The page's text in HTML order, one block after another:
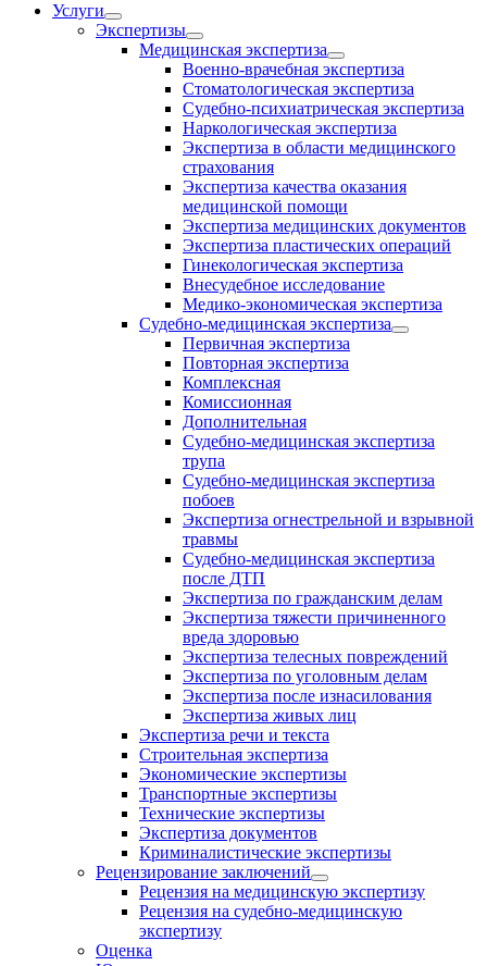
Услуги
Экспертизы
Медицинская экспертиза
Военно-врачебная экспертиза
Стоматологическая экспертиза
Судебно-психиатрическая экспертиза
Наркологическая экспертиза
Экспертиза в области медицинского
страхования
Экспертиза качества оказания
медицинской помощи
Экспертиза медицинских документов
Экспертиза пластических операций
Гинекологическая экспертиза
Внесудебное исследование
Медико-экономическая экспертиза
Судебно-медицинская экспертиза
Первичная экспертиза
Повторная экспертиза
Комплексная
Комиссионная
Дополнительная
Судебно-медицинская экспертиза
трупа
Судебно-медицинская экспертиза
побоев
Экспертиза огнестрельной и взрывной
травмы
Судебно-медицинская экспертиза
после ДТП
Экспертиза по гражданским делам
Экспертиза тяжести причиненного
вреда здоровью
Экспертиза телесных повреждений
Экспертиза по уголовным делам
Экспертиза после изнасилования
Экспертиза живых лиц
Экспертиза речи и текста
Строительная экспертиза
Экономические экспертизы
Транспортные экспертизы
Технические экспертизы
Экспертиза документов
Криминалистические экспертизы
Рецензирование заключений
Рецензия на медицинскую экспертизу
Рецензия на судебно-медицинскую
экспертизу
Оценка